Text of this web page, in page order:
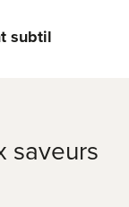
subtil
saveurs